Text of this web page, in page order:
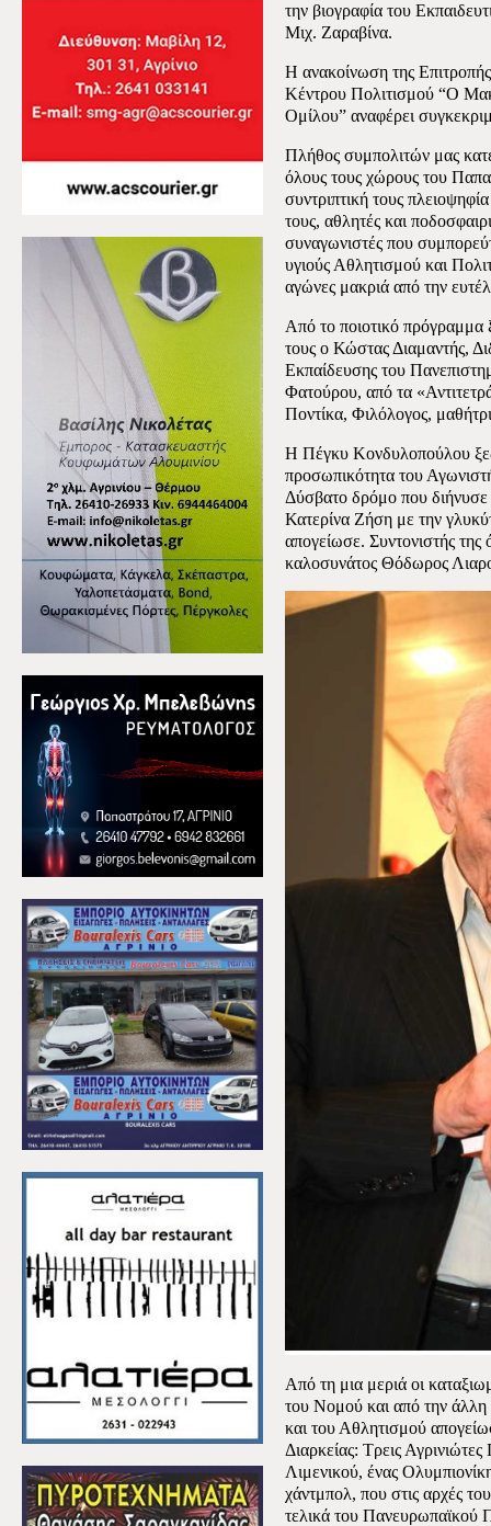
την βιογραφία του
Μιχ. Ζαραβίνα.
Η ανακοίνωση της
Κέντρου Πολιτισμού “Ο
Ομίλου” αναφέρει
Πλήθος συμπολιτών μας
όλους τους χώρους του
συντριπτική τους
τους, αθλητές και
συναγωνιστές που
υγιούς Αθλητισμού και
αγώνες μακριά από την
Από το ποιοτικό πρόγραμμα
τους ο Κώστας Διαμαντής,
Εκπαίδευσης του
Φατούρου, από τα
Ποντίκα, Φιλόλογος,
Η Πέγκυ Κονδυλοπούλου
προσωπικότητα του
Δύσβατο δρόμο που διήνυσε
Κατερίνα Ζήση με την
απογείωσε. Συντονιστής
καλοσυνάτος Θόδωρος
Από τη μια μεριά οι
του Νομού και από την
και του Αθλητισμού
Διαρκείας: Τρεις
Λιμενικού, ένας
χάντμπολ, που στις αρχές
τελικά του Πανευρωπαϊκού